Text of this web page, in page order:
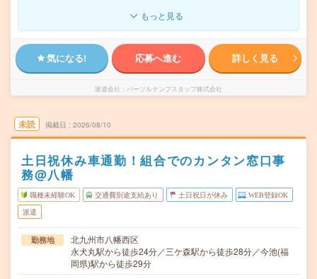
もっと見る
気になる! 応募へ進む 詳しく見る
派遣会社 パーソルテンプスタッフ株式会社
未読 掲載日 2026/08/10
土日祝休み車通勤！組合でのカンタン窓口事
務@八幡
職種未経験OK 交通費別途支給あり 土日祝日が休み WEB登録OK
派遣
勤務地
北九州市八幡西区
永犬丸駅から徒歩24分／三ケ森駅から徒歩28分／今池(福
岡県)駅から徒歩29分